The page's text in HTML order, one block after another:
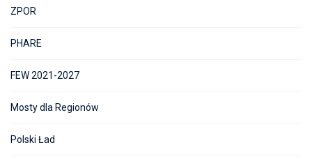
ZPOR
PHARE
FEW 2021-2027
Mosty dla Regionów
Polski Ład